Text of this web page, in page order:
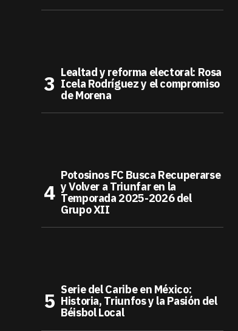
Lealtad y reforma electoral: Rosa
Icela Rodríguez y el compromiso
de Morena
Potosinos FC Busca Recuperarse
y Volver a Triunfar en la
Temporada 2025-2026 del
Grupo XII
Serie del Caribe en México:
Historia, Triunfos y la Pasión del
Béisbol Local